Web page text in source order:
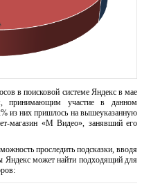
в поисковой системе Яндекс в мае
принимающим участие в данном
из них пришлось на вышеуказанную
магазин «М Видео», занявший его
проследить подсказки, вводя
Яндекс может найти подходящий для